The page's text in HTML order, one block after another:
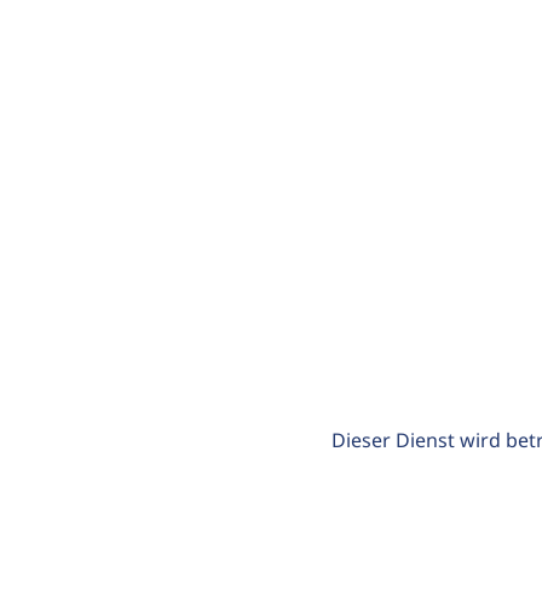
Dieser Dienst wird